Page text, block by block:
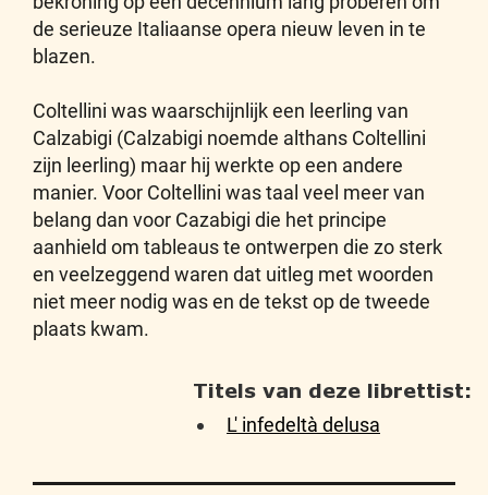
de serieuze Italiaanse opera nieuw leven in te
blazen.
Coltellini was waarschijnlijk een leerling van
Calzabigi (Calzabigi noemde althans Coltellini
zijn leerling) maar hij werkte op een andere
manier. Voor Coltellini was taal veel meer van
belang dan voor Cazabigi die het principe
aanhield om tableaus te ontwerpen die zo sterk
en veelzeggend waren dat uitleg met woorden
niet meer nodig was en de tekst op de tweede
plaats kwam.
Titels van deze librettist:
L' infedeltà delusa